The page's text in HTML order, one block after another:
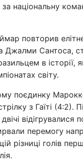
національну
повторив
Джалми Сантоса,
в історії,
світу.
поєдинку
з Гаїті (4:2).
відігрувалися
перемогу
різниці голів